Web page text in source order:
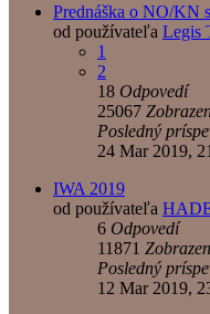
Prednáška o NO/KN
od používateľa Legis
1
2
18 Odpovedí
25067
Posledný
24 Mar 2019,
IWA 2019
od používateľa
6 Odpovedí
11871
Posledný
12 Mar 2019,